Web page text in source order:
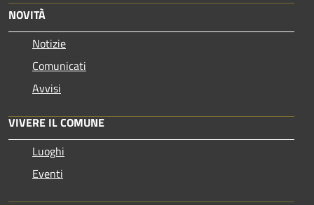
NOVITÀ
Notizie
Comunicati
Avvisi
VIVERE IL COMUNE
Luoghi
Eventi